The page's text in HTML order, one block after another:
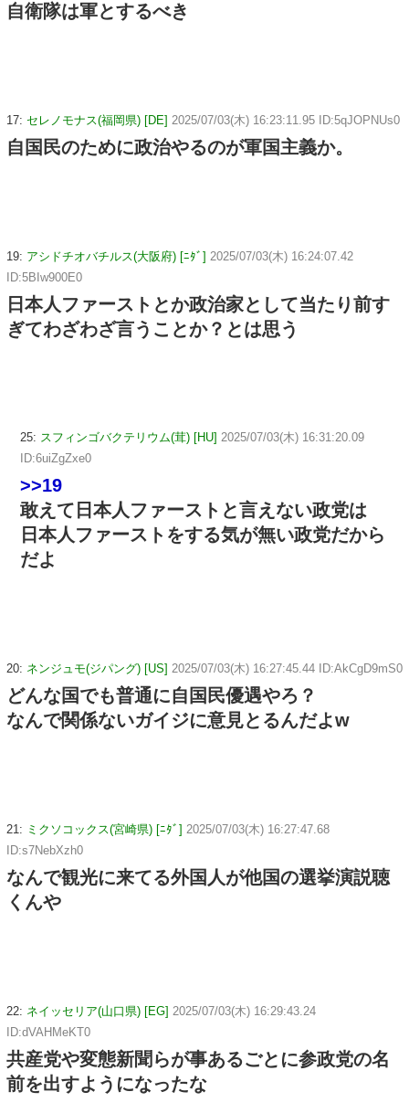
自衛隊は軍とするべき
17: セレノモナス(福岡県) [DE] 2025/07/03(木) 16:23:11.95 ID:5qJOPNUs0
自国民のために政治やるのが軍国主義か。
19: アシドチオバチルス(大阪府) [ﾆﾀﾞ] 2025/07/03(木) 16:24:07.42
ID:5BIw900E0
日本人ファーストとか政治家として当たり前す
ぎてわざわざ言うことか？とは思う
25: スフィンゴバクテリウム(茸) [HU] 2025/07/03(木) 16:31:20.09
ID:6uiZgZxe0
>>19
敢えて日本人ファーストと言えない政党は
日本人ファーストをする気が無い政党だから
だよ
20: ネンジュモ(ジパング) [US] 2025/07/03(木) 16:27:45.44 ID:AkCgD9mS0
どんな国でも普通に自国民優遇やろ？
なんで関係ないガイジに意見とるんだよw
21: ミクソコックス(宮崎県) [ﾆﾀﾞ] 2025/07/03(木) 16:27:47.68
ID:s7NebXzh0
なんで観光に来てる外国人が他国の選挙演説聴
くんや
22: ネイッセリア(山口県) [EG] 2025/07/03(木) 16:29:43.24
ID:dVAHMeKT0
共産党や変態新聞らが事あるごとに参政党の名
前を出すようになったな